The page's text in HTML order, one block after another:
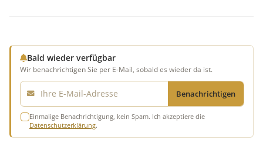
Bald wieder verfügbar
Wir benachrichtigen Sie per E-Mail, sobald es wieder da ist.
E-Mail
Benachrichtigen
Einmalige Benachrichtigung, kein Spam. Ich akzeptiere die
Datenschutzerklärung.